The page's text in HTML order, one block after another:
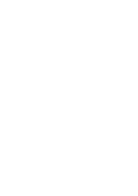
Công ty